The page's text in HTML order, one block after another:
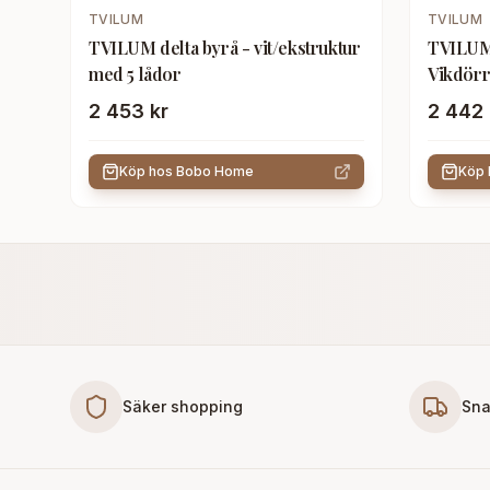
TVILUM
TVILUM delta byrå - vit/ekstruktur
med 5 lådor
2 453 kr
Köp hos Bobo Home
TVILUM
2 442
Köp
Säker shopping